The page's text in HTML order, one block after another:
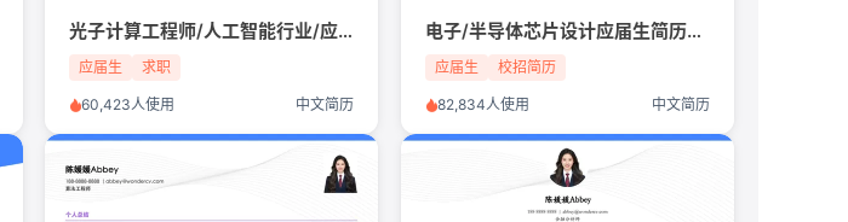
光子计算工程师/人工智能行业/应届生简历模板
应届生 求职
60,423人使用 中文简历
电子/半导体芯片设计应届生简历模板
应届生 校招简历
82,834人使用 中文简历